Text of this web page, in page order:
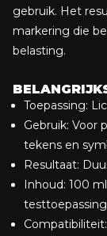
gebruik. Het
markering die
belasting.
Toepassing:
Gebruik: Voor
tekens en
Resultaat:
Inhoud: 100